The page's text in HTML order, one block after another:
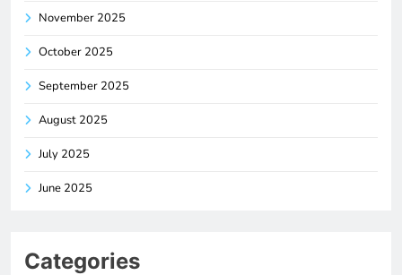
November 2025
October 2025
September 2025
August 2025
July 2025
June 2025
Categories